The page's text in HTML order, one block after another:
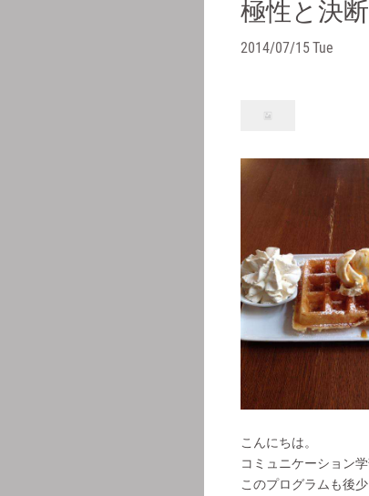
極性と決
2014/07/15 Tue
こんにちは。
コミュニケーション
このプログラムも後